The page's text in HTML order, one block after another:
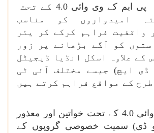
کیے گئے ہیں ۔ پی ایم کے وی وائی 4.0 کے تحت
امیدواروں کو مناسب
واقفیت فراہم کرکے کر یئر
کو آگے بڑھانے پر زور
کے علاوہ اسکل انڈیا ڈیجیٹل
ڈی ایچ) جیسے مختلف آئی ٹی
کے مواقع فراہم کرتے ہیں
پی ایم کے وی وائی 4.0 کے تحت خواتین اور معذور
ڈی) سمیت خصوصی گروپوں کے